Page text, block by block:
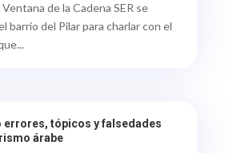
de la Cadena SER se
barrio del Pilar para charlar con el
errores, tópicos y falsedades
árabe